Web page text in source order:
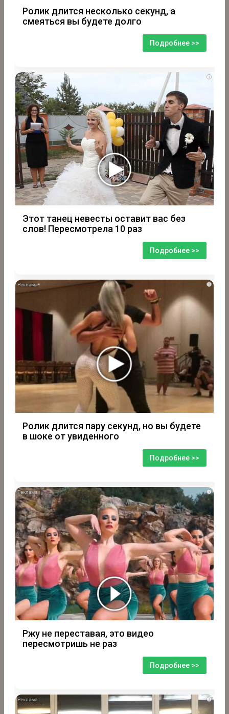
Ролик длится несколько секунд, а
смеяться вы будете долго
Подробнее >>
i
Этот танец невесты оставит вас без
слов! Пересмотрела 10 раз
Подробнее >>
i
Ролик длится пару секунд, но вы будете
в шоке от увиденного
Подробнее >>
i
Ржу не переставая, это видео
пересмотришь не раз
Подробнее >>
i